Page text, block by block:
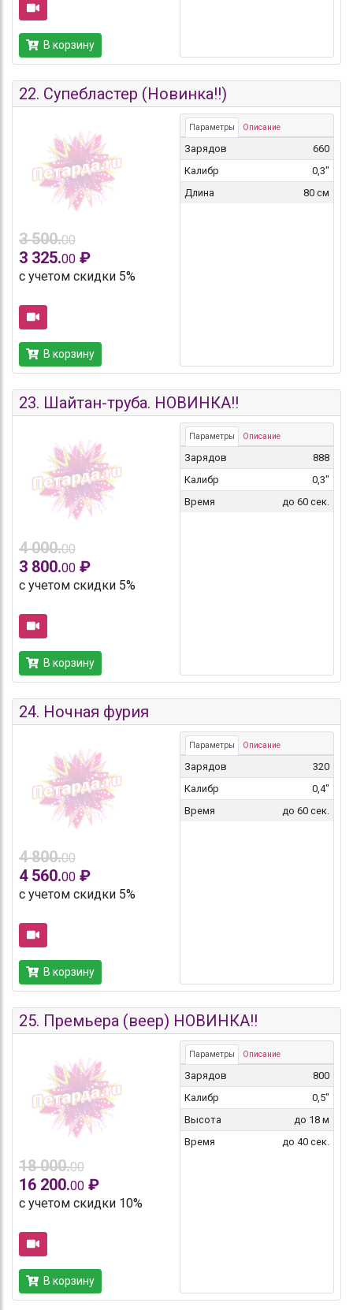
В корзину
22. Супебластер (Новинка!!)
3 500.00
3 325.00 ₽
с учетом скидки 5%
В корзину
Параметры Описание
Зарядов
660
Калибр
0,3"
Длина
80 см
23. Шайтан-труба. НОВИНКА!!
4 000.00
3 800.00 ₽
с учетом скидки 5%
В корзину
Параметры Описание
Зарядов
888
Калибр
0,3"
Время
до 60 сек.
24. Ночная фурия
4 800.00
4 560.00 ₽
с учетом скидки 5%
В корзину
Параметры Описание
Зарядов
320
Калибр
0,4"
Время
до 60 сек.
25. Премьера (веер) НОВИНКА!!
18 000.00
16 200.00 ₽
с учетом скидки 10%
В корзину
Параметры Описание
Зарядов
800
Калибр
0,5"
Высота
до 18 м
Время
до 40 сек.